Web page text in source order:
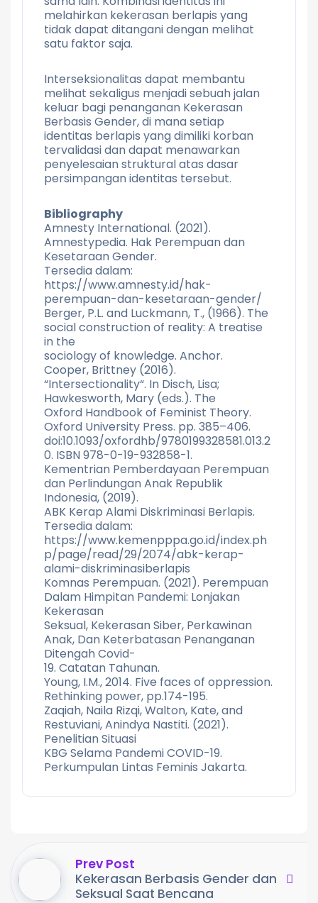
melahirkan kekerasan berlapis yang
tidak dapat ditangani dengan melihat
satu faktor saja.
Interseksionalitas dapat membantu
melihat sekaligus menjadi sebuah jalan
keluar bagi penanganan Kekerasan
Berbasis Gender, di mana setiap
identitas berlapis yang dimiliki korban
tervalidasi dan dapat menawarkan
penyelesaian struktural atas dasar
persimpangan identitas tersebut.
Bibliography
Amnesty International. (2021).
Amnestypedia. Hak Perempuan dan
Kesetaraan Gender.
Tersedia dalam:
https://www.amnesty.id/hak-
perempuan-dan-kesetaraan-gender/
Berger, P.L. and Luckmann, T., (1966). The
social construction of reality: A treatise
in the
sociology of knowledge. Anchor.
Cooper, Brittney (2016).
“Intersectionality“. In Disch, Lisa;
Hawkesworth, Mary (eds.). The
Oxford Handbook of Feminist Theory.
Oxford University Press. pp. 385–406.
doi:10.1093/oxfordhb/9780199328581.013.2
0. ISBN 978-0-19-932858-1.
Kementrian Pemberdayaan Perempuan
dan Perlindungan Anak Republik
Indonesia, (2019).
ABK Kerap Alami Diskriminasi Berlapis.
Tersedia dalam:
https://www.kemenpppa.go.id/index.ph
p/page/read/29/2074/abk-kerap-
alami-diskriminasiberlapis
Komnas Perempuan. (2021). Perempuan
Dalam Himpitan Pandemi: Lonjakan
Kekerasan
Seksual, Kekerasan Siber, Perkawinan
Anak, Dan Keterbatasan Penanganan
Ditengah Covid-
19. Catatan Tahunan.
Young, I.M., 2014. Five faces of oppression.
Rethinking power, pp.174-195.
Zaqiah, Naila Rizqi, Walton, Kate, and
Restuviani, Anindya Nastiti. (2021).
Penelitian Situasi
KBG Selama Pandemi COVID-19.
Perkumpulan Lintas Feminis Jakarta.
Prev Post
Kekerasan Berbasis Gender dan
Seksual Saat Bencana